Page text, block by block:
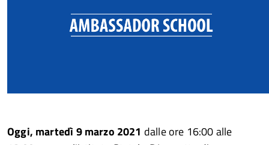
Oggi, martedì 9 marzo 2021 dalle ore 16:00 alle